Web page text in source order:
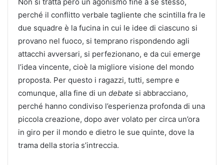
perché il conflitto verbale tagliente che scintilla fra le
due squadre è la fucina in cui le idee di ciascuno si
provano nel fuoco, si temprano rispondendo agli
attacchi avversari, si perfezionano, e da cui emerge
l’idea vincente, cioè la migliore visione del mondo
proposta. Per questo i ragazzi, tutti, sempre e
comunque, alla fine di un debate si abbracciano,
perché hanno condiviso l’esperienza profonda di una
piccola creazione, dopo aver volato per circa un’ora
in giro per il mondo e dietro le sue quinte, dove la
trama della storia s’intreccia.